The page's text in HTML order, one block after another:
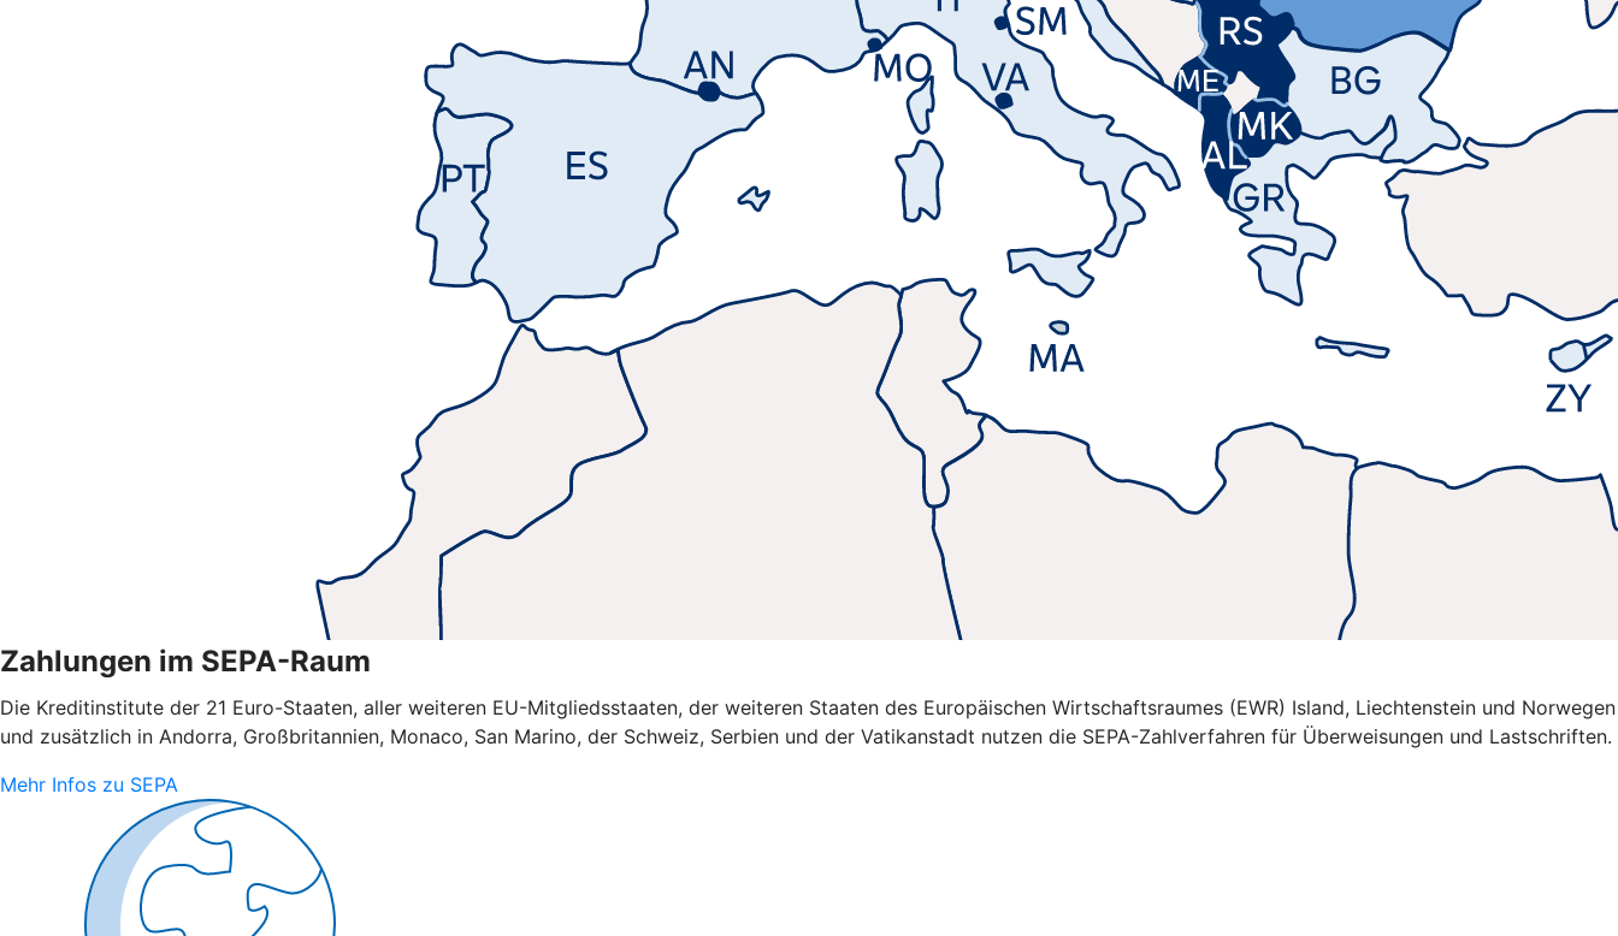
Zahlungen im SEPA-Raum
Die Kreditinstitute der 21 Euro-Staaten, aller weiteren EU-Mitgliedsstaaten, der weiteren Staaten des Europäischen Wirtschaftsraumes (EWR) Island, Liechtenstein und Norwegen
und zusätzlich in Andorra, Großbritannien, Monaco, San Marino, der Schweiz, Serbien und der Vatikanstadt nutzen die SEPA-Zahlverfahren für Überweisungen und Lastschriften.
Mehr Infos zu SEPA